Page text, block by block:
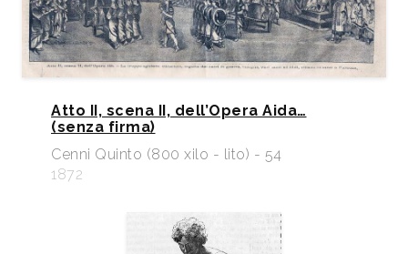
Atto II, scena II, dell’Opera Aida…
(senza firma)
Cenni Quinto (800 xilo - lito) - 54
1872